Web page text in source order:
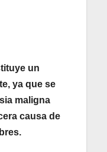
un
ya que se
maligna
causa de